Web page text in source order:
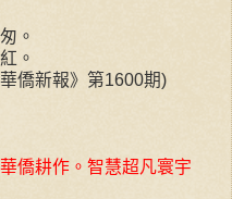
。
。
僑新報》第1600期)
僑耕作。智慧超凡寰宇